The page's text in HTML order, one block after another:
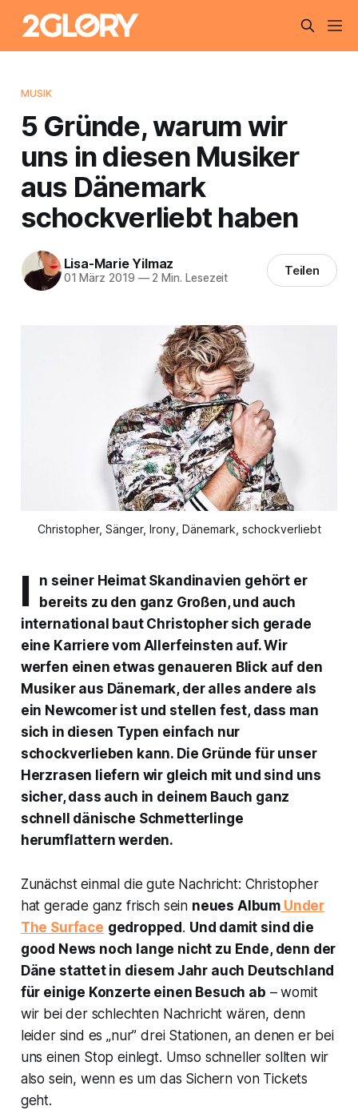
MUSIK
5 Gründe, warum wir
uns in diesen Musiker
aus Dänemark
schockverliebt haben
Lisa-Marie Yilmaz
01 März 2019 —2 Min. Lesezeit Teilen
Christopher, Sänger, Irony, Dänemark, schockverliebt
I
n seiner Heimat Skandinavien gehört er
bereits zu den ganz Großen, und auch
international baut Christopher sich gerade
eine Karriere vom Allerfeinsten auf. Wir
werfen einen etwas genaueren Blick auf den
Musiker aus Dänemark, der alles andere als
ein Newcomer ist und stellen fest, dass man
sich in diesen Typen einfach nur
schockverlieben kann. Die Gründe für unser
Herzrasen liefern wir gleich mit und sind uns
sicher, dass auch in deinem Bauch ganz
schnell dänische Schmetterlinge
herumflattern werden.
Zunächst einmal die gute Nachricht: Christopher
hat gerade ganz frisch sein neues Album Under
The Surface gedropped . Und damit sind die
good News noch lange nicht zu Ende, denn der
Däne stattet in diesem Jahr auch Deutschland
für einige Konzerte einen Besuch ab – womit
wir bei der schlechten Nachricht wären, denn
leider sind es „nur” drei Stationen, an denen er bei
uns einen Stop einlegt. Umso schneller sollten wir
also sein, wenn es um das Sichern von Tickets
geht.